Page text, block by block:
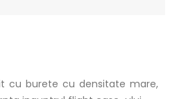
cu burete cu densitate mare,